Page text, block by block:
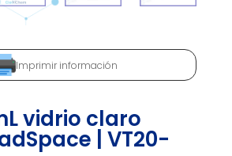
Imprimir información
vidrio claro
| VT20-